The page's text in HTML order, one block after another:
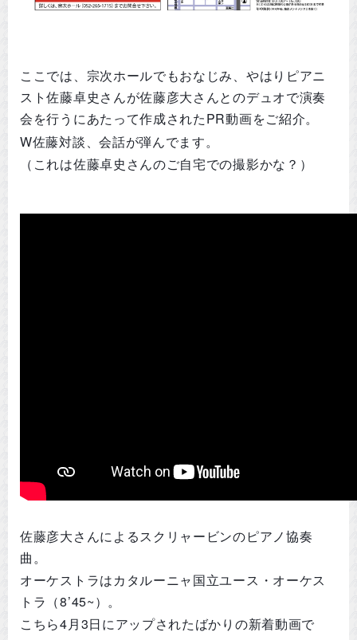
ここでは、宗次ホールでもおなじみ、やはりピアニ
スト佐藤卓史さんが佐藤彦大さんとのデュオで演奏
会を行うにあたって作成されたPR動画をご紹介。
W佐藤対談、会話が弾んでます。
（これは佐藤卓史さんのご自宅での撮影かな？）
佐藤彦大さんによるスクリャービンのピアノ協奏
曲。
オーケストラはカタルーニャ国立ユース・オーケス
トラ（8’45~）。
こちら4月3日にアップされたばかりの新着動画で